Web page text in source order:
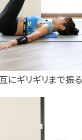
にギリギリまで振る